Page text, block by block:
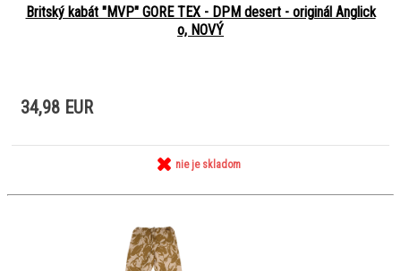
Britský kabát "MVP" GORE TEX - DPM desert - originál Anglick
o, NOVÝ
34,98 EUR
nie je skladom